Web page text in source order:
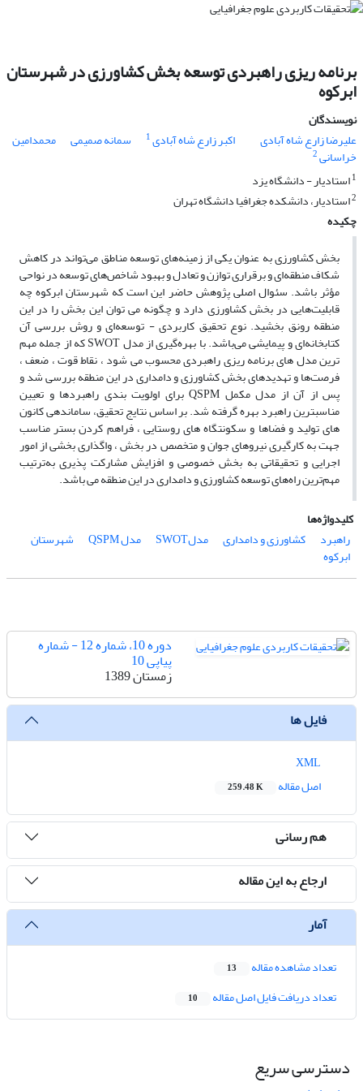
برنامه ریزی راهبردی توسعه بخش کشاورزی در شهرستان
ابرکوه
نویسندگان
علیرضا زارع شاه آبادی
اکبر زارع شاه آبادی1 سمانه صمیمی محمدامین
خراسانی2
1استادیار - دانشگاه یزد
2استادیار، دانشکده جغرافیا دانشگاه تهران
چکیده
بخش کشاورزی به عنوان یکی از زمینه‌های توسعه مناطق می‌تواند در کاهش
شکاف منطقه‌ای و برقراری توازن و تعادل و بهبود شاخص‌های توسعه در نواحی
مؤثر باشد. سئوال اصلی پژوهش حاضر این است که شهرستان ابرکوه چه
قابلیت‌هایی در بخش کشاورزی دارد و چگونه می توان این بخش را در این
منطقه رونق بخشید. نوع تحقیق کاربردی - توسعه‌ای و روش بررسی آن
کتابخانه‌ای و پیمایشی می‌باشد. با بهره‌گیری از مدل SWOT که از جمله مهم
ترین مدل های برنامه ریزی راهبردی محسوب می شود ، نقاط قوت ، ضعف ،
فرصت‌ها و تهدیدهای بخش کشاورزی و دامداری در این منطقه بررسی شد و
پس از آن از مدل مکمل QSPM برای اولویت بندی راهبردها و تعیین
مناسبترین راهبرد بهره گرفته شد. بر اساس نتایج تحقیق، ساماندهی کانون
های تولید و فضاها و سکونتگاه های روستایی ، فراهم کردن بستر مناسب
جهت به کارگیری نیروهای جوان و متخصص در بخش ، واگذاری بخشی از امور
اجرایی و تحقیقاتی به بخش خصوصی و افزایش مشارکت پذیری به‌ترتیب
مهم‌ترین راه‌های توسعه کشاورزی و دامداری در این منطقه می باشد.
کلیدواژه‌ها
راهبرد
کشاورزی و دامداری مدلSWOT مدل QSPM شهرستان
ابرکوه
دوره 10، شماره 12 - شماره
پیاپی 10
زمستان 1389
فایل ها
اصل مقاله
259.48 K
هم رسانی
ارجاع به این مقاله
آمار
تعداد مشاهده مقاله 13
تعداد دریافت فایل اصل مقاله 10
دسترسی سریع